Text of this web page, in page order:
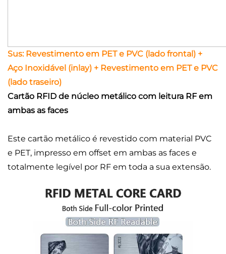
Sus: Revestimento em PET e PVC (lado frontal) +
Aço Inoxidável (inlay) + Revestimento em PET e PVC
(lado traseiro)
Cartão RFID de núcleo metálico com leitura RF em
ambas as faces
Este cartão metálico é revestido com material PVC
e PET, impresso em offset em ambas as faces e
totalmente legível por RF em toda a sua extensão.